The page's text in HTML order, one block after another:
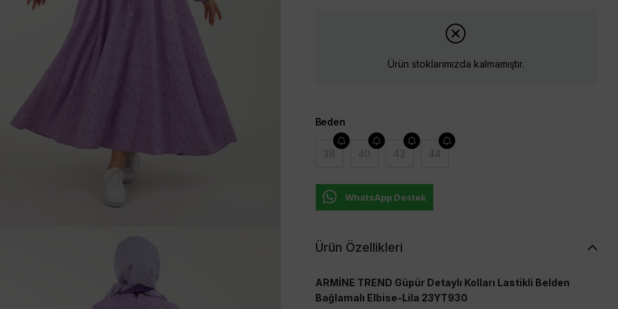
Ürün stoklarımızda kalmamıştır.
Beden
38 40 42 44
WhatsApp Destek
Ürün Özellikleri
ARMİNE TREND Güpür Detaylı Kolları Lastikli Belden
Bağlamalı Elbise-Lila 23YT930